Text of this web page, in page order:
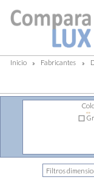
Inicio » Fabricantes »
⇔